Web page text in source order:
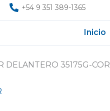
+54 9 351 389-1365
Inicio
DELANTERO 35175G-COR